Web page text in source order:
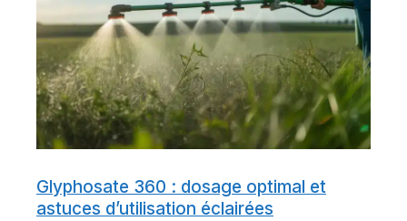
Glyphosate 360 : dosage optimal et
astuces d’utilisation éclairées